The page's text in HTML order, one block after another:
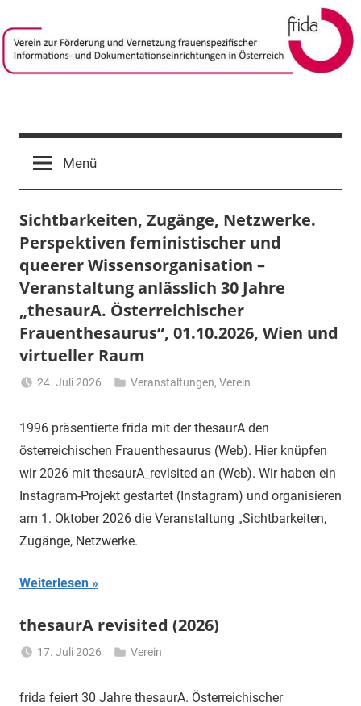
Inhalt
springen
frida-
verein
Förderung
frauenspezifischer
Informations-
Dokumentationseinrichtungen
in
Österreich
Menü
Sichtbarkeiten, Zugänge, Netzwerke.
Perspektiven feministischer und
queerer Wissensorganisation –
Veranstaltung anlässlich 30 Jahre
„thesaurA. Österreichischer
Frauenthesaurus“, 01.10.2026, Wien und
virtueller Raum
24. Juli 2026
Gerhalter
Veranstaltungen,Verein
1996 präsentierte frida mit der thesaurA den
österreichischen Frauenthesaurus (Web). Hier knüpfen
wir 2026 mit thesaurA_revisited an (Web). Wir haben ein
Instagram-Projekt gestartet (Instagram) und organisieren
am 1. Oktober 2026 die Veranstaltung „Sichtbarkeiten,
Zugänge, Netzwerke.
Weiterlesen
thesaurA revisited (2026)
17. Juli 2026
Gerhalter
Verein
frida feiert 30 Jahre thesaurA. Österreichischer